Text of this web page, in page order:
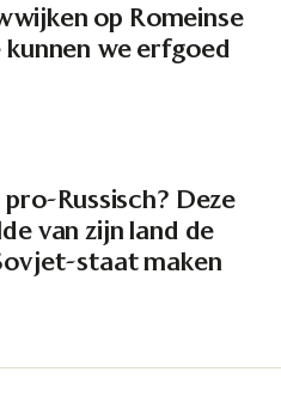
op Romeinse
we erfgoed
Russisch? Deze
van zijn land de
staat maken